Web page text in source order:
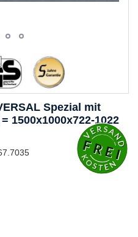
Spezial mit
1500x1000x722-1022